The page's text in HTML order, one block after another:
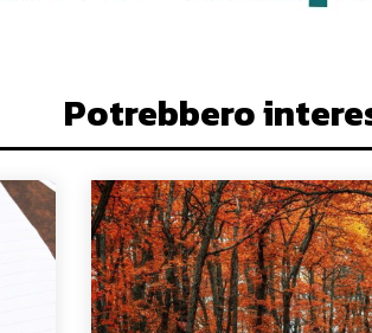
Potrebbero